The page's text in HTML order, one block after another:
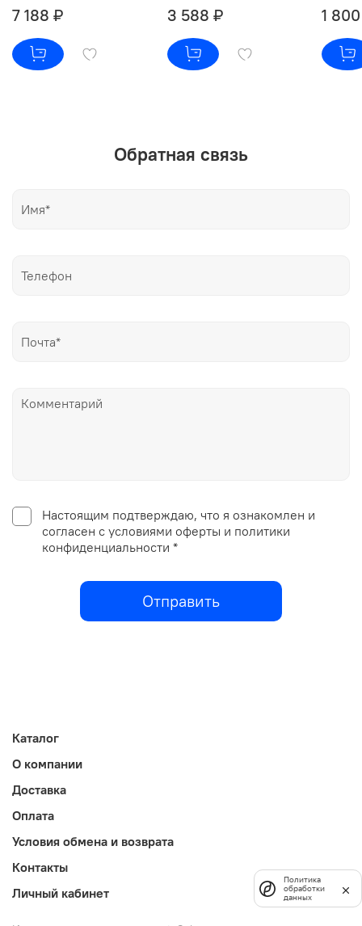
7 188 ₽ 3 588 ₽ 1
Обратная связь
Настоящим подтверждаю, что я ознакомлен и
согласен с условиями оферты и политики
конфиденциальности *
Отправить
Каталог
О компании
Доставка
Оплата
Условия обмена и возврата
Контакты
Личный кабинет
Политика
обработки
данных